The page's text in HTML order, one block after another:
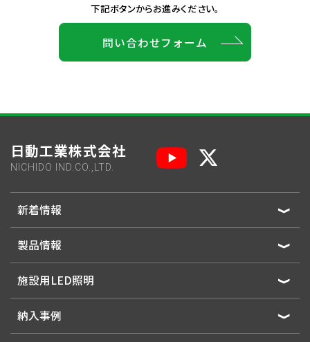
下記ボタンからお進みください。
問い合わせフォーム
日動工業株式会社
NICHIDO IND.CO.,LTD.
新着情報
製品情報
施設用LED照明
納入事例